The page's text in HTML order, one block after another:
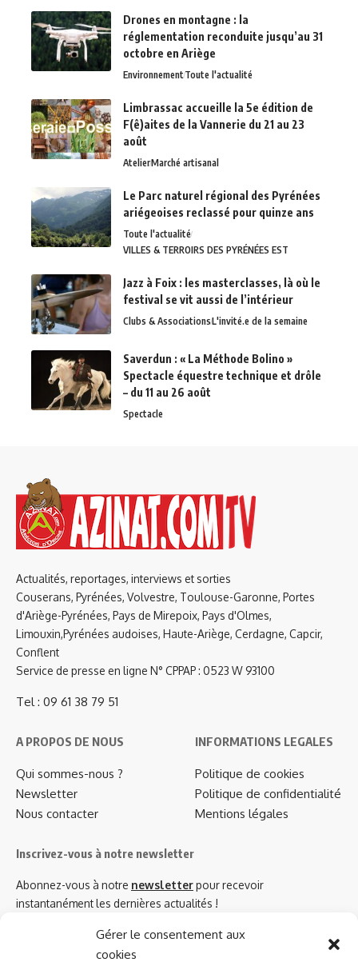
Gérer le consentement aux
cookies
Drones en montagne : la
réglementation reconduite jusqu’au 31
octobre en Ariège
EnvironnementToute l'actualité
Limbrassac accueille la 5e édition de
F(ê)aites de la Vannerie du 21 au 23
août
AtelierMarché artisanal
Le Parc naturel régional des Pyrénées
ariégeoises reclassé pour quinze ans
Toute l'actualité
VILLES & TERROIRS DES PYRÉNÉES EST
Jazz à Foix : les masterclasses, là où le
festival se vit aussi de l’intérieur
Clubs & AssociationsL'invité.e de la semaine
Saverdun : « La Méthode Bolino »
Spectacle équestre technique et drôle
– du 11 au 26 août
Spectacle
Actualités, reportages, interviews et sorties
Couserans, Pyrénées, Volvestre, Toulouse-Garonne, Portes
d'Ariège-Pyrénées, Pays de Mirepoix, Pays d'Olmes,
Limouxin,Pyrénées audoises, Haute-Ariège, Cerdagne, Capcir,
Conflent
Service de presse en ligne N° CPPAP : 0523 W 93100
Tel : 09 61 38 79 51
A PROPOS DE NOUS
Qui sommes-nous ?
Newsletter
Nous contacter
INFORMATIONS LEGALES
Politique de cookies
Politique de confidentialité
Mentions légales
Inscrivez-vous à notre newsletter
Abonnez-vous à notre newsletterpour recevoir
instantanément les dernières actualités !
Azinat.com TV soutient